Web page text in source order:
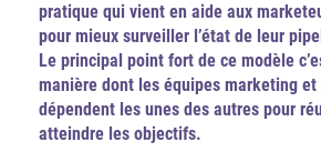
pratique qui vient en aide aux
pour mieux surveiller l’état de leur
Le principal point fort de ce modèle
manière dont les équipes marketing
dépendent les unes des autres pour
atteindre les objectifs.